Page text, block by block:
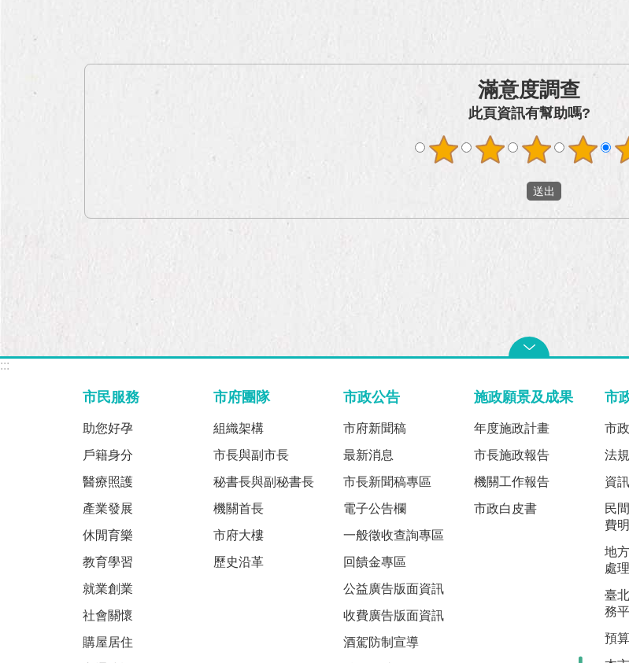
滿意度調查
此頁資訊有幫助嗎?
:::
市民服務
助您好孕
戶籍身分
醫療照護
產業發展
休閒育樂
教育學習
就業創業
社會關懷
購屋居住
市府團隊
組織架構
市長與副市長
秘書長與副秘書長
機關首長
市府大樓
歷史沿革
市政公告
市府新聞稿
最新消息
市長新聞稿專區
電子公告欄
一般徵收查詢專區
回饋金專區
公益廣告版面資訊
收費廣告版面資訊
酒駕防制宣導
施政願景及成果
年度施政計畫
市長施政報告
機關工作報告
市政白皮書
市
市
法
資
民
費
地
處
臺
務
預